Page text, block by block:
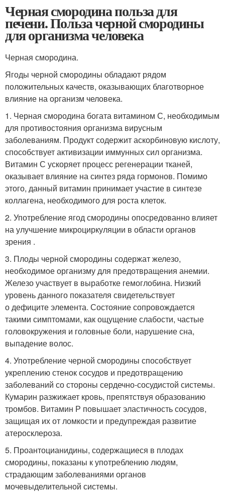
Черная смородина польза для
печени. Польза черной смородины
для организма человека
Черная смородина.
Ягоды черной смородины обладают рядом
положительных качеств, оказывающих благотворное
влияние на организм человека.
1. Черная смородина богата витамином С, необходимым
для противостояния организма вирусным
заболеваниям. Продукт содержит аскорбиновую кислоту,
способствует активизации иммунных сил организма.
Витамин С ускоряет процесс регенерации тканей,
оказывает влияние на синтез ряда гормонов. Помимо
этого, данный витамин принимает участие в синтезе
коллагена, необходимого для роста клеток.
2. Употребление ягод смородины опосредованно влияет
на улучшение микроциркуляции в области органов
зрения .
3. Плоды черной смородины содержат железо,
необходимое организму для предотвращения анемии.
Железо участвует в выработке гемоглобина. Низкий
уровень данного показателя свидетельствует
о дефиците элемента. Состояние сопровождается
такими симптомами, как ощущение слабости, частые
головокружения и головные боли, нарушение сна,
выпадение волос.
4. Употребление черной смородины способствует
укреплению стенок сосудов и предотвращению
заболеваний со стороны сердечно-сосудистой системы.
Кумарин разжижает кровь, препятствуя образованию
тромбов. Витамин Р повышает эластичность сосудов,
защищая их от ломкости и предупреждая развитие
атеросклероза.
5. Проантоцианидины, содержащиеся в плодах
смородины, показаны к употреблению людям,
страдающим заболеваниями органов
мочевыделительной системы.